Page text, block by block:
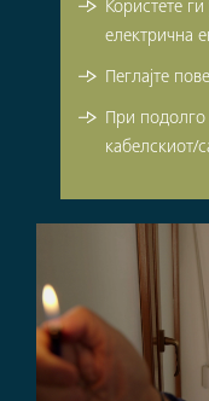
Користете
електрична
Пеглајте
При подолго
кабелскиот/